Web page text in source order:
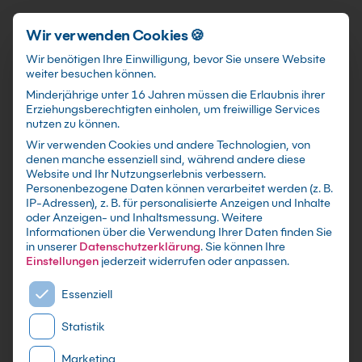
Schnellzugriff
Large Language Model
Grundkurs: Einsatz und
Überblick
mit Zertifikat - Kurse zu festen Terminen sowie
individuelle Firmen -und Inhouse-Schulungen
nach Maß - Live Online oder in Präsenz lernen -
In kleinen Gruppen oder im gezielten
Einzelcoaching
Wir verwenden Cookies 🍪
Wir benötigen Ihre Einwilligung, bevor Sie unsere Website
weiter besuchen können.
Minderjährige unter 16 Jahren müssen die Erlaubnis ihrer
Erziehungsberechtigten einholen, um freiwillige Services
nutzen zu können.
Wir verwenden Cookies und andere Technologien, von
denen manche essenziell sind, während andere diese
Website und Ihr Nutzungserlebnis verbessern.
Personenbezogene Daten können verarbeitet werden (z. B.
IP-Adressen), z. B. für personalisierte Anzeigen und Inhalte
oder Anzeigen- und Inhaltsmessung.Weitere
Informationen über die Verwendung Ihrer Daten finden Sie
in unserer Datenschutzerklärung.Sie können Ihre
Einstellungen jederzeit widerrufen oder anpassen.
Es folgt eine Liste der Service-Gruppen, für die eine
Essenziell
Statistik
Marketing